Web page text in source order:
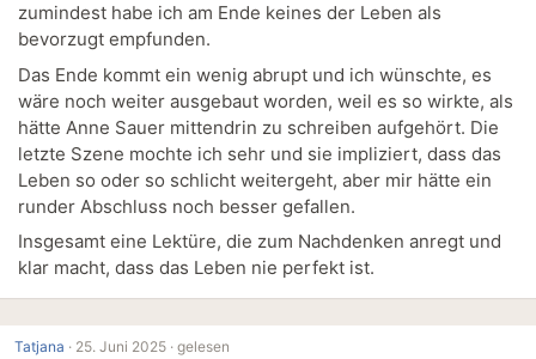
zumindest habe ich am Ende keines der Leben als
bevorzugt empfunden.
Das Ende kommt ein wenig abrupt und ich wünschte, es
wäre noch weiter ausgebaut worden, weil es so wirkte, als
hätte Anne Sauer mittendrin zu schreiben aufgehört. Die
letzte Szene mochte ich sehr und sie impliziert, dass das
Leben so oder so schlicht weitergeht, aber mir hätte ein
runder Abschluss noch besser gefallen.
Insgesamt eine Lektüre, die zum Nachdenken anregt und
klar macht, dass das Leben nie perfekt ist.
Tatjana · 25. Juni 2025 · gelesen